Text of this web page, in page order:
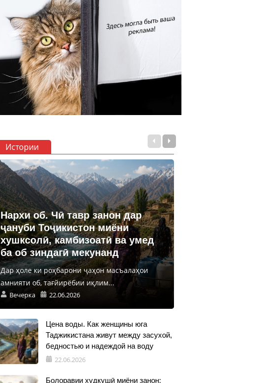
Истории
Нархи об. Чӣ тавр занон дар
ҷануби Тоҷикистон миёни
хушксолӣ, камбизоатӣ ва умед
ба об зиндагӣ мекунанд
Дар ҳоле ки роҳбарони ҷаҳон масъалаҳои
амнияти об, тағйирёбии иқлим...
Вечерка 22.06.2026
Цена воды. Как женщины юга
Таджикистана живут между засухой,
бедностью и надеждой на воду
22.06.2026
Болоравии худкушӣ миёни занон: